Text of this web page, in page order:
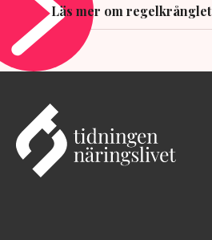
Läs mer om regelkrånglet